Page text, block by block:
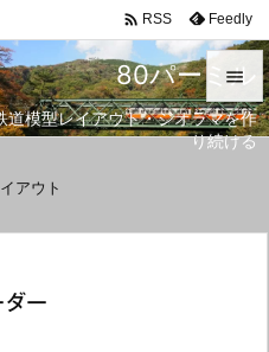
80パーミル
模型レイアウト・ジオラマを作
り続ける


メニュ
 RSS Feedly
アウト
ダー